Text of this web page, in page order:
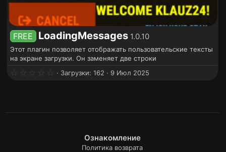
FREE LoadingMessages 1.0.10
Этот плагин позволяет отображать пользовательские тексты
на экране загрузки. Он заменяет две строки
0
ё
Загрузки 162 9 Июл 2025
Ознакомление
Политика возврата